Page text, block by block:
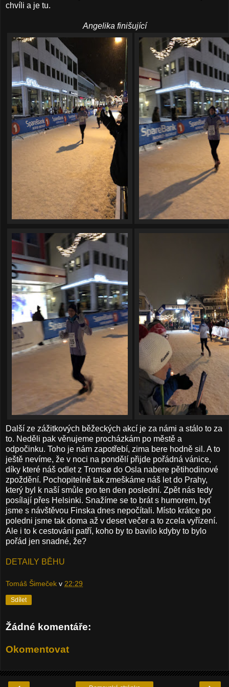
chvíli a je tu.
Angelika finišující
Další ze zážitkových běžeckých akcí je za námi a stálo to za
to. Neděli pak věnujeme procházkám po městě a
odpočinku. Toho je nám zapotřebí, zima bere hodně sil. A to
ještě nevíme, že v noci na pondělí přijde pořádná vánice,
díky které náš odlet z Tromsø do Osla nabere pětihodinové
zpoždění. Pochopitelně tak zmeškáme náš let do Prahy,
který byl k naší smůle pro ten den poslední. Zpět nás tedy
posílají přes Helsinki. Snažíme se to brát s humorem, byť
jsme s návštěvou Finska dnes nepočítali. Místo krátce po
poledni jsme tak doma až v deset večer a to zcela vyřízení.
Ale i to k cestování patří, koho by to bavilo kdyby to bylo
pořád jen snadné, že?
DETAILY BĚHU
Tomáš Šimeček v 22:29
Sdílet
Žádné komentáře:
Okomentovat